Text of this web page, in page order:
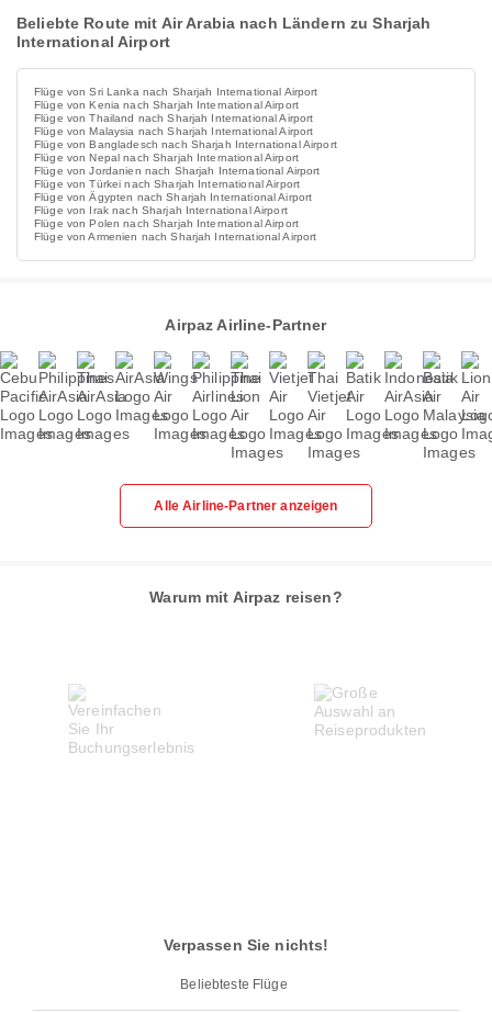
Beliebte Route mit Air Arabia nach Ländern zu Sharjah
International Airport
Flüge von Sri Lanka nach Sharjah International Airport
Flüge von Kenia nach Sharjah International Airport
Flüge von Thailand nach Sharjah International Airport
Flüge von Malaysia nach Sharjah International Airport
Flüge von Bangladesch nach Sharjah International Airport
Flüge von Nepal nach Sharjah International Airport
Flüge von Jordanien nach Sharjah International Airport
Flüge von Türkei nach Sharjah International Airport
Flüge von Ägypten nach Sharjah International Airport
Flüge von Irak nach Sharjah International Airport
Flüge von Polen nach Sharjah International Airport
Flüge von Armenien nach Sharjah International Airport
Airpaz Airline-Partner
Alle Airline-Partner anzeigen
Warum mit Airpaz reisen?
Verpassen Sie nichts!
Beliebteste Flüge